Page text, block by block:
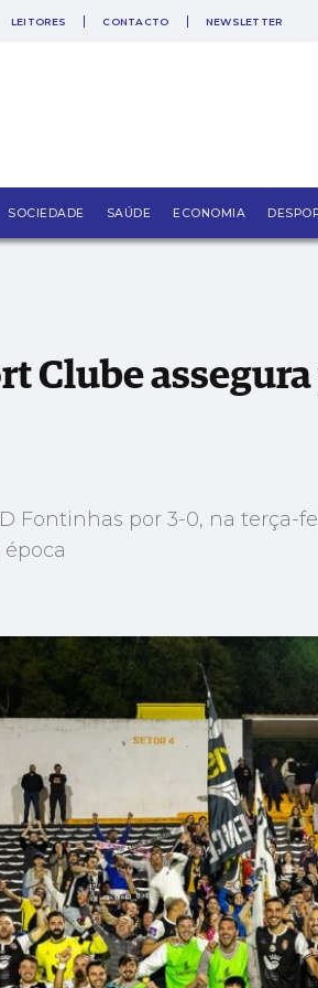
LEITORES CONTACTO NEWSLETTER
SOCIEDADE SAÚDE ECONOMIA
permanência na Liga 3
Clube
Fontinhas por 3-0, na terça-